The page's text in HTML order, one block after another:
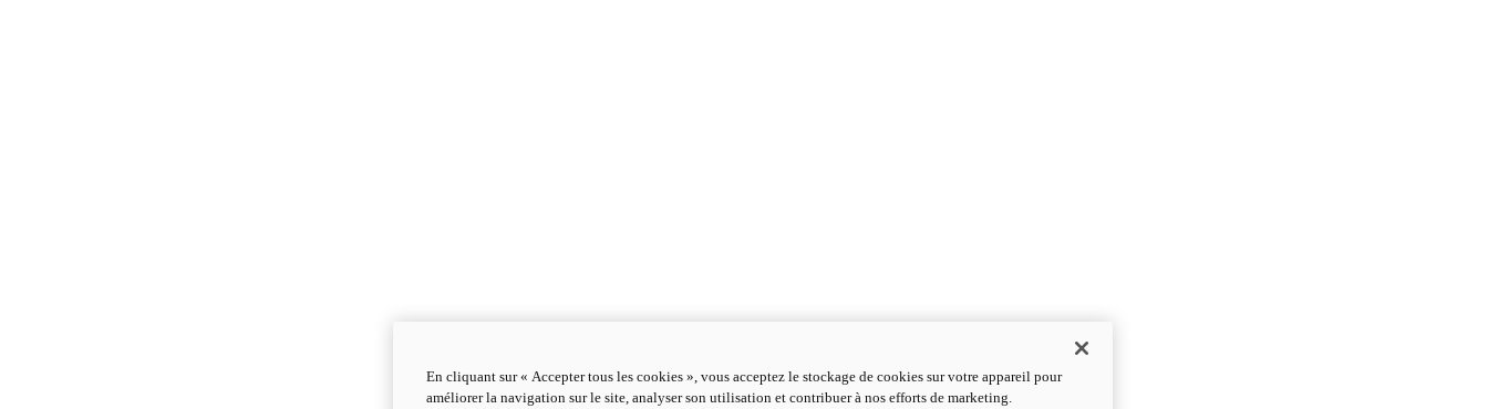
En cliquant sur « Accepter tous les cookies », vous acceptez le stockage de cookies sur votre appareil pour
améliorer la navigation sur le site, analyser son utilisation et contribuer à nos efforts de marketing.